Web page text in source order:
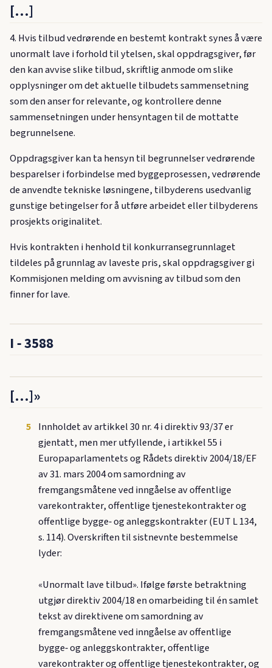
[…]
4. Hvis tilbud vedrørende en bestemt kontrakt synes å være
unormalt lave i forhold til ytelsen, skal oppdragsgiver, før
den kan avvise slike tilbud, skriftlig anmode om slike
opplysninger om det aktuelle tilbudets sammensetning
som den anser for relevante, og kontrollere denne
sammensetningen under hensyntagen til de mottatte
begrunnelsene.
Oppdragsgiver kan ta hensyn til begrunnelser vedrørende
besparelser i forbindelse med byggeprosessen, vedrørende
de anvendte tekniske løsningene, tilbyderens usedvanlig
gunstige betingelser for å utføre arbeidet eller tilbyderens
prosjekts originalitet.
Hvis kontrakten i henhold til konkurransegrunnlaget
tildeles på grunnlag av laveste pris, skal oppdragsgiver gi
Kommisjonen melding om avvisning av tilbud som den
finner for lave.
I ‑ 3588
[…]»
5 Innholdet av artikkel 30 nr. 4 i direktiv 93/37 er
gjentatt, men mer utfyllende, i artikkel 55 i
Europaparlamentets og Rådets direktiv 2004/18/EF
av 31. mars 2004 om samordning av
fremgangsmåtene ved inngåelse av offentlige
varekontrakter, offentlige tjenestekontrakter og
offentlige bygge‑ og anleggskontrakter (EUT L 134,
s. 114). Overskriften til sistnevnte bestemmelse
lyder:
«Unormalt lave tilbud». Ifølge første betraktning
utgjør direktiv 2004/18 en omarbeiding til én samlet
tekst av direktivene om samordning av
fremgangsmåtene ved inngåelse av offentlige
bygge‑ og anleggskontrakter, offentlige
varekontrakter og offentlige tjenestekontrakter, og